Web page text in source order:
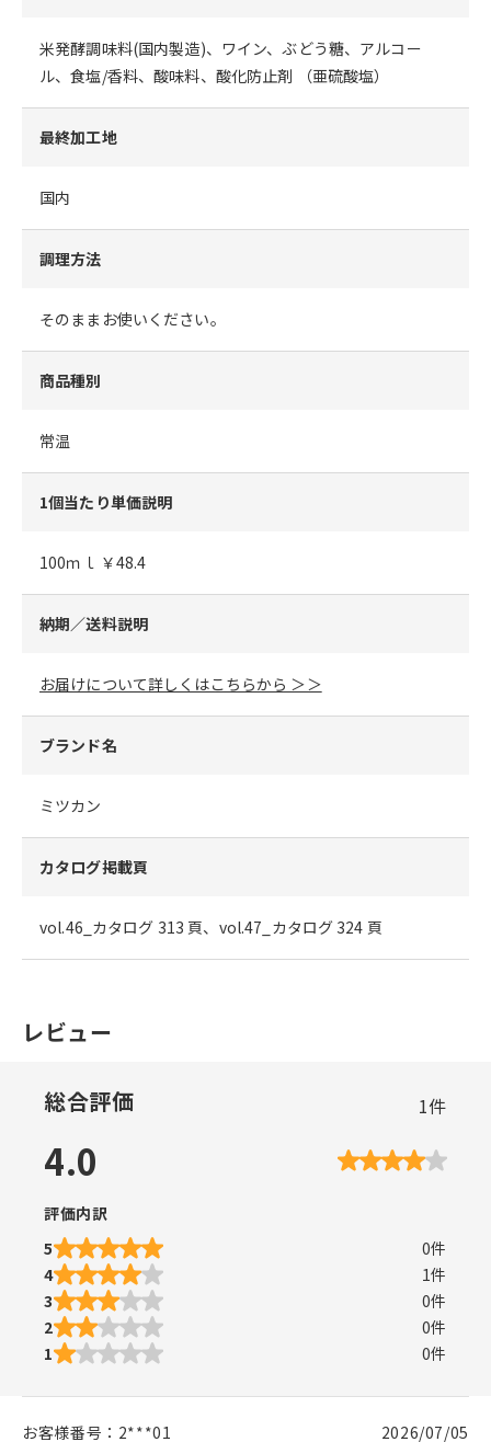
米発酵調味料(国内製造)、ワイン、ぶどう糖、アルコー
ル、食塩/香料、酸味料、酸化防止剤 （亜硫酸塩）
最終加工地
国内
調理方法
そのままお使いください。
商品種別
常温
1個当たり単価説明
100ｍｌ ￥48.4
納期／送料説明
お届けについて詳しくはこちらから ＞＞
ブランド名
ミツカン
カタログ掲載頁
vol.46_カタログ 313 頁、vol.47_カタログ 324 頁
レビュー
総合評価 1件
4.0
評価内訳
5
0件
4
1件
3
0件
2
0件
1
0件
お客様番号： 2***01 2026/07/05